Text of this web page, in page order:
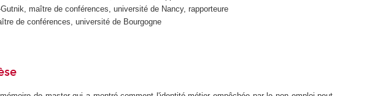
maître de conférences, université de Nancy, rapporteure
de conférences, université de Bourgogne